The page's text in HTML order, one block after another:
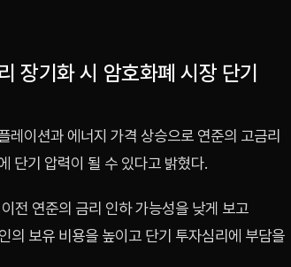
장기화 시 암호화폐 시장 단기
이션과 에너지 가격 상승으로 연준의 고금리
단기 압력이 될 수 있다고 밝혔다.
전 연준의 금리 인하 가능성을 낮게 보고
의 보유 비용을 높이고 단기 투자심리에 부담을